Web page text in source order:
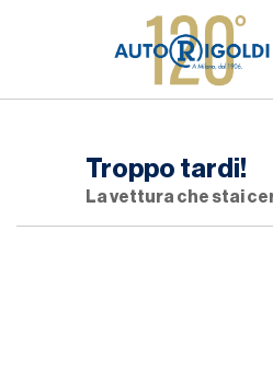
Troppo tardi!
La vettura che stai